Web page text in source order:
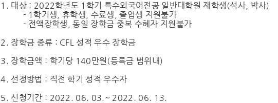
1. 대상 : 2022학년도 1학기 특수외국어전공 일반대학원 재학생(석사, 박사)
- 1학기생, 휴학생, 수료생, 졸업생 지원불가
- 전액장학생, 동일 장학금 중복 수혜자 지원불가
2. 장학금 종류 : CFL 성적 우수 장학금
3. 장학금액 : 학기당 140만원(등록금 범위내)
4. 선정방법 : 직전 학기 성적 우수자
5. 신청기간 : 2022. 06. 03.~ 2022. 06. 13.